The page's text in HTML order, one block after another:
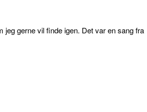
gerne vil finde igen. Det var en sang fra